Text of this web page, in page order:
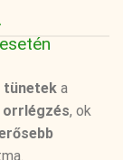
tünetek a
, ok